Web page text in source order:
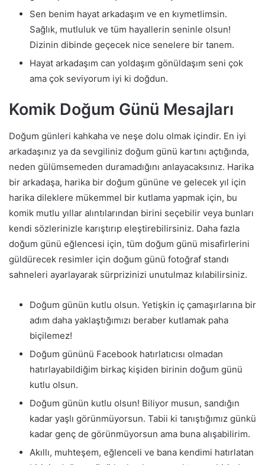
Sen benim hayat аrkаdаşım ve en kıymetlimsin.
Sağlık, mutluluk ve tüm hayallerin seninle olsun!
Dizinin dibinde geçecek nice senelere bir tanem.
Hayat arkadaşım can yoldaşım gönüldaşım seni çok
ama çok seviyorum iyi ki doğdun.
Komik Doğum Günü Mesajları
Doğum günleri kahkaha ve neşe dolu olmak içindir. En iyi
arkadaşınız ya da sevgiliniz doğum günü kartını açtığında,
neden gülümsemeden duramadığını anlayacaksınız. Harika
bir arkadaşa, harika bir doğum gününe ve gelecek yıl için
harika dileklere mükemmel bir kutlama yapmak için, bu
komik mutlu yıllar alıntılarından birini seçebilir veya bunları
kendi sözlerinizle karıştırıp eleştirebilirsiniz. Daha fazla
doğum günü eğlencesi için, tüm doğum günü misafirlerini
güldürecek resimler için doğum günü fotoğraf standı
sahneleri ayarlayarak sürprizinizi unutulmaz kılabilirsiniz.
Doğum günün kutlu olsun. Yetişkin iç çamaşırlarına bir
adım daha yaklaştığımızı beraber kutlamak paha
biçilemez!
Doğum gününü Facebook hatırlatıcısı olmadan
hatırlayabildiğim birkaç kişiden birinin doğum günü
kutlu olsun.
Doğum günün kutlu olsun! Biliyor musun, sandığın
kadar yaşlı görünmüyorsun. Tabii ki tanıştığımız günkü
kadar genç de görünmüyorsun ama buna alışabilirim.
Akıllı, muhteşem, eğlenceli ve bana kendimi hatırlatan